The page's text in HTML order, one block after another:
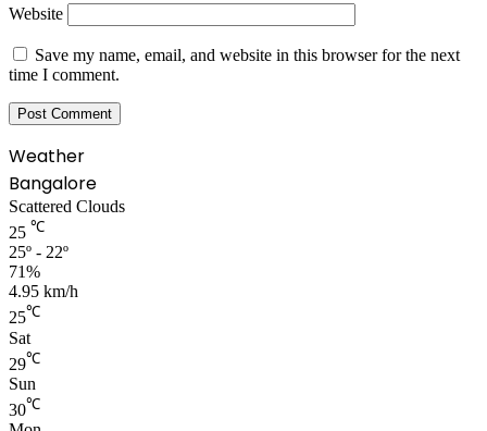
Website
Save my name, email, and website in this browser for the next
time I comment.
Weather
Bangalore
Scattered Clouds
25 ℃
25º - 22º
71%
4.95 km/h
25℃
Sat
29℃
Sun
30℃